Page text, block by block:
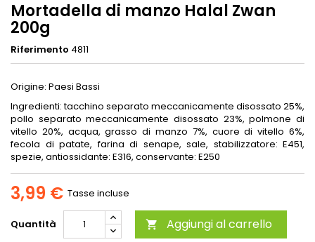
Mortadella di manzo Halal Zwan
200g
Riferimento 4811
Origine: Paesi Bassi
Ingredienti: tacchino separato meccanicamente disossato 25%,
pollo separato meccanicamente disossato 23%, polmone di
vitello 20%, acqua, grasso di manzo 7%, cuore di vitello 6%,
fecola di patate, farina di senape, sale, stabilizzatore: E451,
spezie, antiossidante: E316, conservante: E250
3,99 € Tasse incluse
Quantità  Aggiungi al carrello